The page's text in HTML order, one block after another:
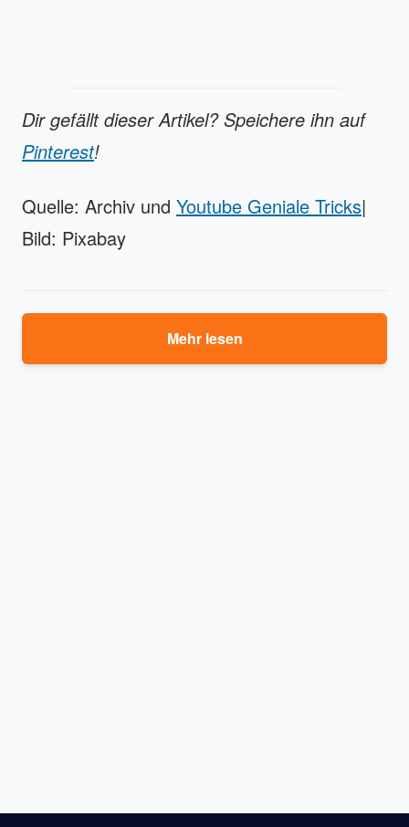
Dir gefällt dieser Artikel? Speichere ihn auf
Pinterest!
Quelle: Archiv und Youtube Geniale Tricks|
Bild: Pixabay
Mehr lesen